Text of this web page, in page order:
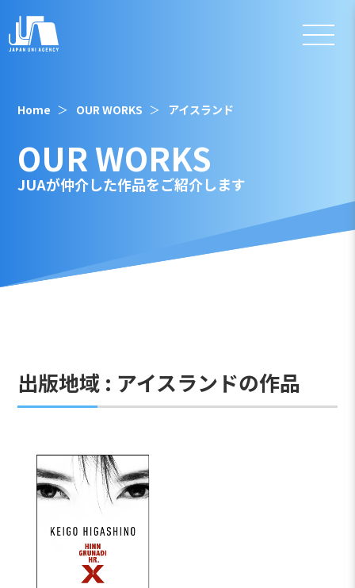
Home OUR WORKS アイスランド
OUR WORKS
JUAが仲介した作品をご紹介します
出版地域 : アイスランドの作品